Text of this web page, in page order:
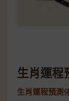
生肖運程
生肖運程預測